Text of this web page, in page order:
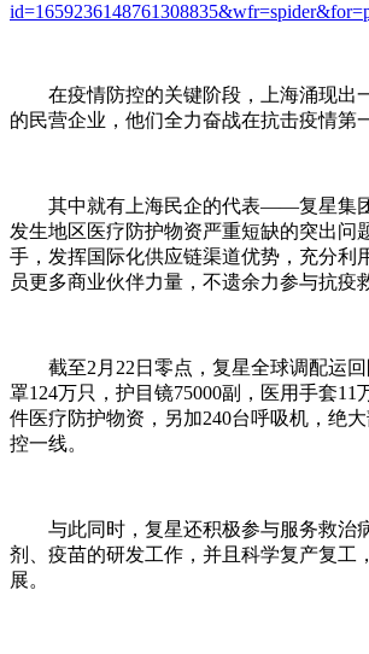
在疫情防控的关键阶段，上海涌现出
的民营企业，他们全力奋战在抗击疫情第
其中就有上海民企的代表——复星集团
发生地区医疗防护物资严重短缺的突出问
手，发挥国际化供应链渠道优势，充分利
员更多商业伙伴力量，不遗余力参与抗疫
截至2月22日零点，复星全球调配运回
罩124万只，护目镜75000副，医用手套11
件医疗防护物资，另加240台呼吸机，绝
控一线。
与此同时，复星还积极参与服务救治
剂、疫苗的研发工作，并且科学复产复工
展。